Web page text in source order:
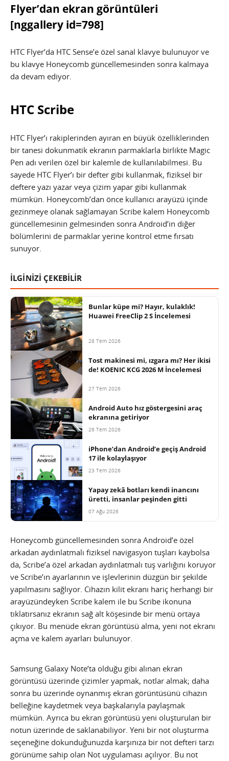
Flyer’dan ekran görüntüleri
[nggallery id=798]
HTC Flyer’da HTC Sense’e özel sanal klavye bulunuyor ve
bu klavye Honeycomb güncellemesinden sonra kalmaya
da devam ediyor.
HTC Scribe
HTC Flyer’ı rakiplerinden ayıran en büyük özelliklerinden
bir tanesi dokunmatik ekranın parmaklarla birlikte Magic
Pen adı verilen özel bir kalemle de kullanılabilmesi. Bu
sayede HTC Flyer’ı bir defter gibi kullanmak, fiziksel bir
deftere yazı yazar veya çizim yapar gibi kullanmak
mümkün. Honeycomb’dan önce kullanıcı arayüzü içinde
gezinmeye olanak sağlamayan Scribe kalem Honeycomb
güncellemesinin gelmesinden sonra Android’in diğer
bölümlerini de parmaklar yerine kontrol etme fırsatı
sunuyor.
İLGİNİZİ ÇEKEBİLİR
Bunlar küpe mi? Hayır, kulaklık!
Huawei FreeClip 2 S İncelemesi
28 Tem 2026
Tost makinesi mi, ızgara mı? Her ikisi
de! KOENIC KCG 2026 M İncelemesi
27 Tem 2026
Android Auto hız göstergesini araç
ekranına getiriyor
26 Tem 2026
iPhone’dan Android’e geçiş Android
17 ile kolaylaşıyor
23 Tem 2026
Yapay zekâ botları kendi inancını
üretti, insanlar peşinden gitti
07 Ağu 2026
Honeycomb güncellemesinden sonra Android’e özel
arkadan aydınlatmalı fiziksel navigasyon tuşları kaybolsa
da, Scribe’a özel arkadan aydınlatmalı tuş varlığını koruyor
ve Scribe’ın ayarlarının ve işlevlerinin düzgün bir şekilde
yapılmasını sağlıyor. Cihazın kilit ekranı hariç herhangi bir
arayüzündeyken Scribe kalem ile bu Scribe ikonuna
tıklatırsanız ekranın sağ alt köşesinde bir menü ortaya
çıkıyor. Bu menüde ekran görüntüsü alma, yeni not ekranı
açma ve kalem ayarları bulunuyor.
Samsung Galaxy Note’ta olduğu gibi alınan ekran
görüntüsü üzerinde çizimler yapmak, notlar almak; daha
sonra bu üzerinde oynanmış ekran görüntüsünü cihazın
belleğine kaydetmek veya başkalarıyla paylaşmak
mümkün. Ayrıca bu ekran görüntüsü yeni oluşturulan bir
notun üzerinde de saklanabiliyor. Yeni bir not oluşturma
seçeneğine dokunduğunuzda karşınıza bir not defteri tarzı
görünüme sahip olan Not uygulaması açılıyor. Bu not